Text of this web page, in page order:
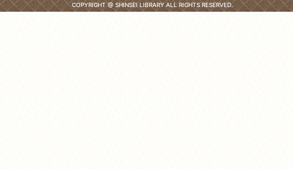
COPYRIGHT @ SHINSEI LIBRARY ALL RIGHTS RESERVED.